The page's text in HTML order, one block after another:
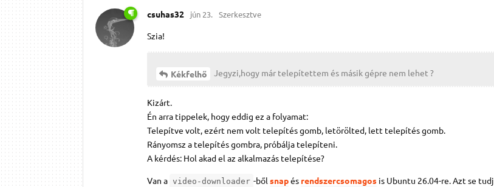
csuhas32 jún 23. Szerkesztve
Szia!
Kékfelhő Jegyzi,hogy már telepítettem és másik gépre nem lehet ?
Kizárt.
Én arra tippelek, hogy eddig ez a folyamat:
Telepítve volt, ezért nem volt telepítés gomb, letörölted, lett telepítés gomb.
Rányomsz a telepítés gombra, próbálja telepíteni.
A kérdés: Hol akad el az alkalmazás telepítése?
Van a video-downloader -ből snapés rendszercsomagos is Ubuntu 26.04-re. Azt se